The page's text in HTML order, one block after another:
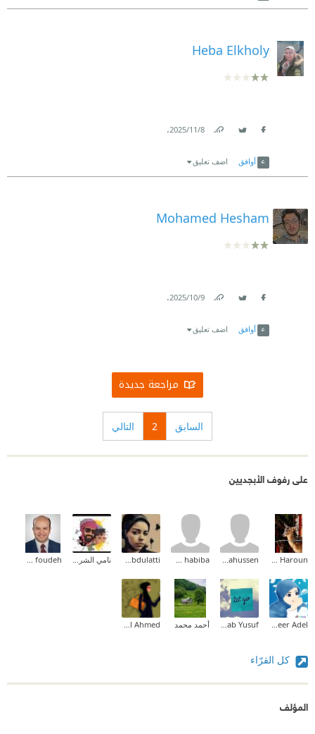
Heba Elkholy
8‏/11‏/2025
.
أوافق اضف تعليق
Mohamed Hesham
9‏/10‏/2025
.
أوافق اضف تعليق
مراجعة جديدة
السابق 2 التالي
على رفوف الأبجديين
Amal Idris Haroun
yarahussen
om habiba
Asmaa Abdulatti نامي الشريف ✨ mohannad foudeh
Abeer Adel
Rehab Yusuf أحمد محمد jewel Ahmed
كل القرّاء
المؤلف